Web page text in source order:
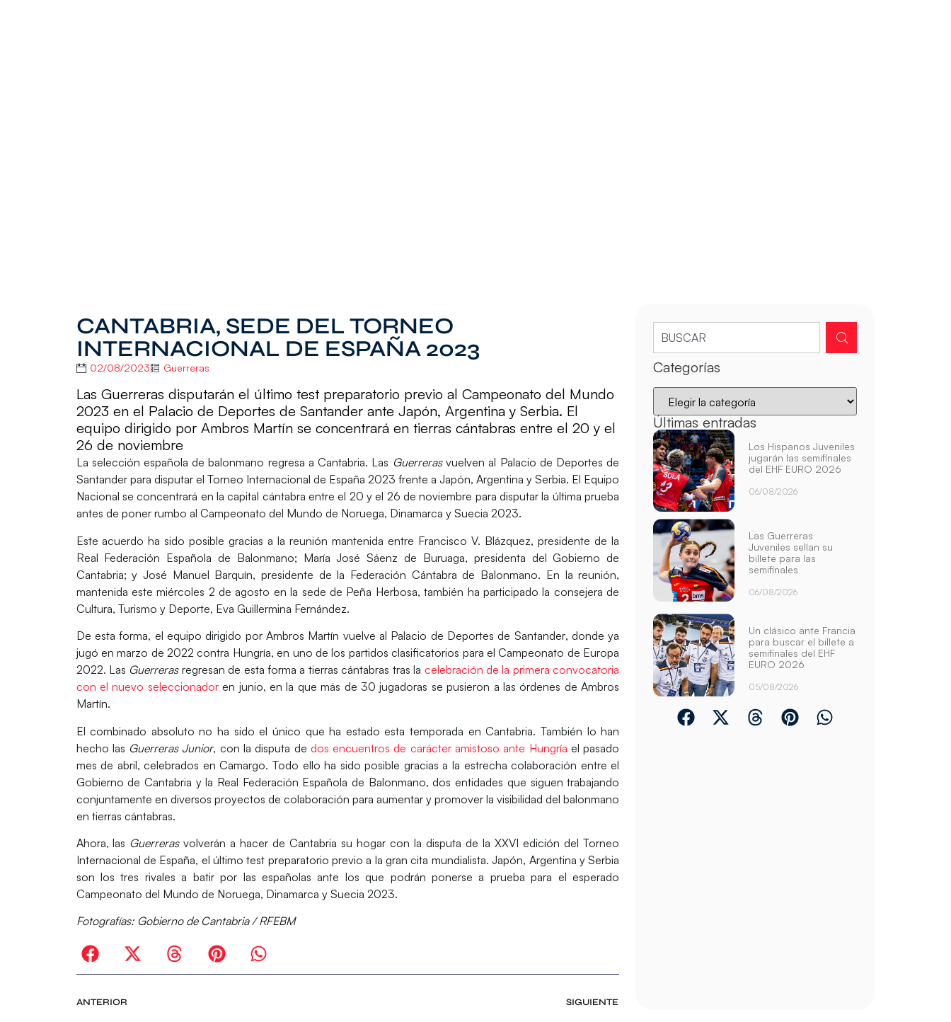
CANTABRIA, SEDE DEL TORNEO
INTERNACIONAL DE ESPAÑA 2023
02/08/2023 Guerreras
Las Guerreras disputarán el último test preparatorio previo al Campeonato del Mundo
2023 en el Palacio de Deportes de Santander ante Japón, Argentina y Serbia. El
equipo dirigido por Ambros Martín se concentrará en tierras cántabras entre el 20 y el
26 de noviembre
La selección española de balonmano regresa aCantabria. Las Guerrerasvuelven al Palacio de Deportes de
Santanderpara disputar el Torneo Internacional de España 2023 frente a Japón, Argentina y Serbia. El Equipo
Nacional se concentrará en la capital cántabra entre el 20 y el 26 de noviembre para disputar la última prueba
antes de poner rumbo al Campeonato del Mundo de Noruega, Dinamarca y Suecia 2023.
Este acuerdo ha sido posible gracias a la reunión mantenida entre Francisco V. Blázquez, presidente de la
Real Federación Española de Balonmano; María José Sáenz de Buruaga, presidenta delGobierno de
Cantabria; y José Manuel Barquín, presidente de la Federación Cántabra de Balonmano. En la reunión,
mantenida este miércoles 2 de agosto en la sede de Peña Herbosa, también ha participado la consejera de
Cultura, Turismo y Deporte, Eva Guillermina Fernández.
De esta forma, el equipo dirigido por Ambros Martín vuelve al Palacio de Deportes de Santander, donde ya
jugó en marzo de 2022 contra Hungría, en uno de los partidos clasificatorios para elCampeonato de Europa
2022. Las Guerrerasregresan de esta forma a tierras cántabras tras la celebración de la primera convocatoria
con el nuevo seleccionadoren junio, en la que más de 30 jugadoras se pusieron a las órdenes deAmbros
Martín.
El combinado absoluto no ha sido el único que ha estado esta temporada enCantabria. También lo han
hecho las Guerreras Junior, con la disputa de dos encuentros de carácter amistoso ante Hungría el pasado
mes de abril, celebrados enCamargo. Todo ello ha sido posible gracias a la estrecha colaboración entre el
Gobierno de Cantabria yla Real Federación Española de Balonmano, dos entidades que siguen trabajando
conjuntamente en diversos proyectos de colaboración para aumentar y promover la visibilidad del balonmano
en tierras cántabras.
Ahora, las Guerrerasvolverán a hacer deCantabria su hogar con la disputa de la XXVI edición delTorneo
Internacional de España, el último test preparatorio previo a la gran cita mundialista.Japón, Argentina y Serbia
son los tres rivales a batir por las españolas ante los que podrán ponerse a prueba para el esperado
Campeonato del Mundo de Noruega, Dinamarca y Suecia 2023.
Fotografías: Gobierno de Cantabria / RFEBM
ANTERIOR SIGUIENTE
Categorías
Últimas entradas
Los Hispanos Juveniles
jugarán las semifinales
del EHF EURO 2026
06/08/2026
Las Guerreras
Juveniles sellan su
billete para las
semifinales
06/08/2026
Un clásico ante Francia
para buscar el billete a
semifinales del EHF
EURO 2026
05/08/2026